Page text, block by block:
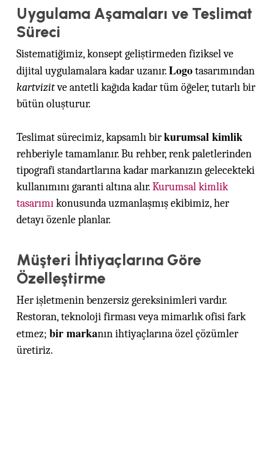
Uygulama Aşamaları ve Teslimat
Süreci
Sistematiğimiz, konsept geliştirmeden fiziksel ve
dijital uygulamalara kadar uzanır.Logotasarımından
kartvizitve antetli kağıda kadar tüm öğeler, tutarlı bir
bütün oluşturur.
Teslimat sürecimiz, kapsamlı birkurumsal kimlik
rehberiyle tamamlanır. Bu rehber, renk paletlerinden
tipografi standartlarına kadar markanızın gelecekteki
kullanımını garanti altına alır.Kurumsal kimlik
tasarımıkonusunda uzmanlaşmış ekibimiz, her
detayı özenle planlar.
Müşteri İhtiyaçlarına Göre
Özelleştirme
Her işletmenin benzersiz gereksinimleri vardır.
Restoran, teknoloji firması veya mimarlık ofisi fark
etmez; bir markanın ihtiyaçlarına özel çözümler
üretiriz.